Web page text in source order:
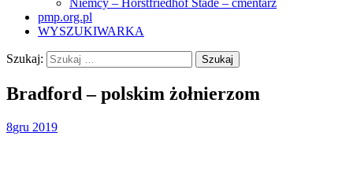
Niemcy – Horstfriedhof Stade – cmentarz
pmp.org.pl
WYSZUKIWARKA
Szukaj:
Bradford – polskim żołnierzom
8gru 2019